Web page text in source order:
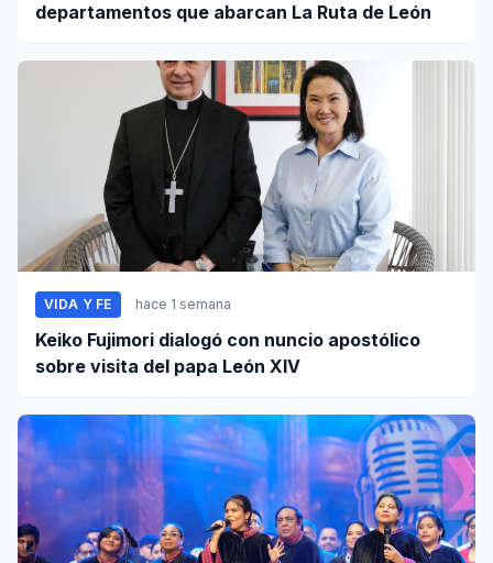
departamentos que abarcan La Ruta de León
VIDA Y FE hace 1 semana
Keiko Fujimori dialogó con nuncio apostólico
sobre visita del papa León XIV